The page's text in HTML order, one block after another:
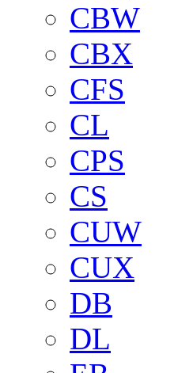
CBW
CBX
CFS
CL
CPS
CS
CUW
CUX
DB
DL